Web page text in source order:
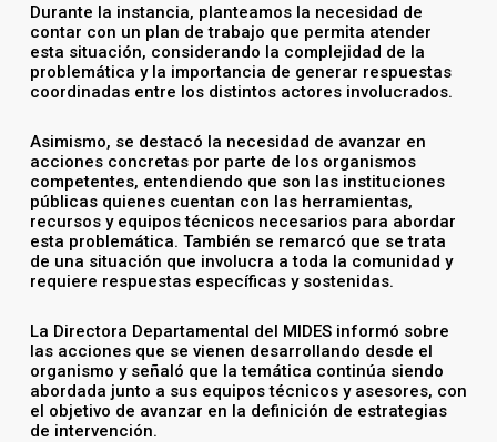
Durante la instancia, planteamos la necesidad de
contar con un plan de trabajo que permita atender
esta situación, considerando la complejidad de la
problemática y la importancia de generar respuestas
coordinadas entre los distintos actores involucrados.
Asimismo, se destacó la necesidad de avanzar en
acciones concretas por parte de los organismos
competentes, entendiendo que son las instituciones
públicas quienes cuentan con las herramientas,
recursos y equipos técnicos necesarios para abordar
esta problemática. También se remarcó que se trata
de una situación que involucra a toda la comunidad y
requiere respuestas específicas y sostenidas.
La Directora Departamental del MIDES informó sobre
las acciones que se vienen desarrollando desde el
organismo y señaló que la temática continúa siendo
abordada junto a sus equipos técnicos y asesores, con
el objetivo de avanzar en la definición de estrategias
de intervención.